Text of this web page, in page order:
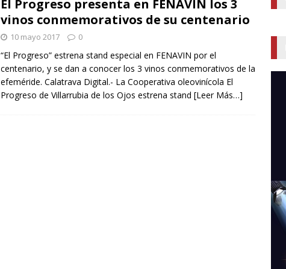
El Progreso presenta en FENAVIN los 3
vinos conmemorativos de su centenario
10 mayo 2017 0
“El Progreso” estrena stand especial en FENAVIN por el
centenario, y se dan a conocer los 3 vinos conmemorativos de la
efeméride. Calatrava Digital.- La Cooperativa oleovinícola El
Progreso de Villarrubia de los Ojos estrena stand [Leer Más…]